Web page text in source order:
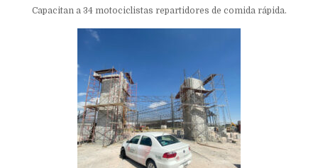
Capacitan a 34 motociclistas repartidores de comida rápida.